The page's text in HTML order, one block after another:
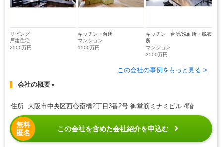
リビング
戸建住宅
2500万円
キッチン・台所
マンション
1500万円
キッチン・台所/洗面所・脱衣
所
マンション
3500万円
この会社の事例をもっと見る >
会社の概要▼
住所 大阪市中央区西心斎橋2丁目3番2号 御堂筋ミナミビル 4階
無料
匿名
この会社を含めた会社紹介を申込む